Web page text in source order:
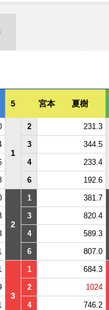
5 宮本 夏樹
1
2 231.3
3 344.5
4 233.4
6 192.6
2
1 381.7
3 820.4
4 589.3
6 807.0
3
1 684.3
2 1024
4 746.2